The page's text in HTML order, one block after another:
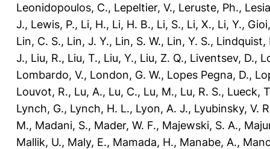
Leonidopoulos, C., Lepeltier, V., Leruste, Ph.,
J., Lewis, P., Li, H., Li, H. B., Li, S., Li, X., Li, Y.,
Lin, C. S., Lin, J. Y., Lin, S. W., Lin, Y. S., Lindquist,
J., Liu, R., Liu, T., Liu, Y., Liu, Z. Q., Liventsev, D.,
Lombardo, V., London, G. W., Lopes Pegna, D.,
Louvot, R., Lu, A., Lu, C., Lu, M., Lu, R. S., Lueck,
Lynch, G., Lynch, H. L., Lyon, A. J., Lyubinsky, V.
M., Madani, S., Mader, W. F., Majewski, S. A.,
Mallik, U., Maly, E., Mamada, H., Manabe, A.,